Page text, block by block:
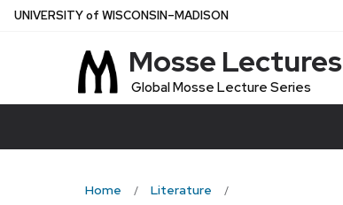
Skip
UNIVERSITYof WISCONSIN–MADISON
Mosse Lectures
Global Mosse Lecture Series
Home
Literature